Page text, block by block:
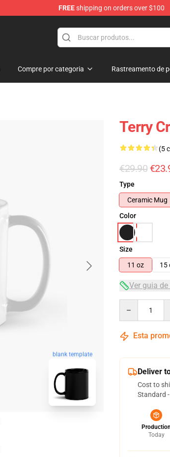
FREEshipping on orders over $100
Compre por categoria Rastreamento de
blank template
Terry
(5
€29.90
Type
Ceramic Mug
Color
Size
11 oz
15
Ver guia
Esta
Deliver
Cost to
Standard
Production
Today